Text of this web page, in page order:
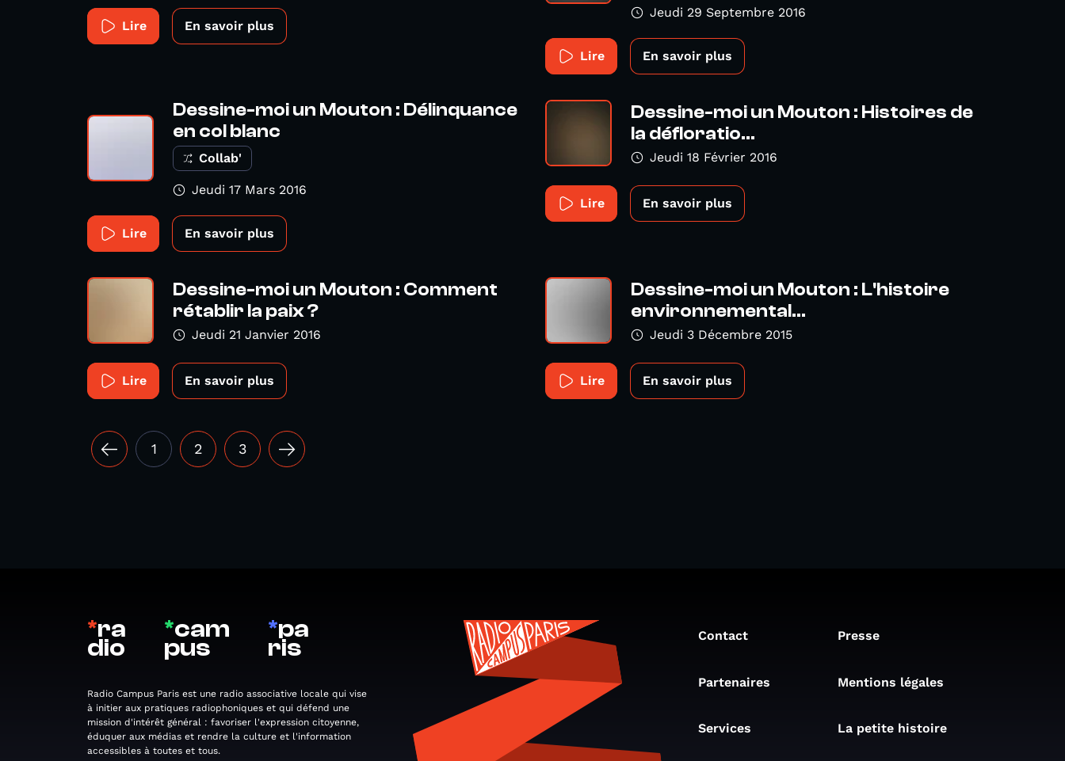
Lire En savoir plus
Jeudi 29 Septembre 2016
Lire En savoir plus
Dessine-moi un Mouton : Délinquance
en col blanc
Collab'
Jeudi 17 Mars 2016
Lire En savoir plus
Dessine-moi un Mouton : Histoires de
la défloratio...
Jeudi 18 Février 2016
Lire En savoir plus
Dessine-moi un Mouton : Comment
rétablir la paix ?
Jeudi 21 Janvier 2016
Lire En savoir plus
Dessine-moi un Mouton : L'histoire
environnemental...
Jeudi 3 Décembre 2015
Lire En savoir plus
1 2 3
*ra
dio
*cam
pus
*pa
ris
Radio Campus Paris est une radio associative locale qui vise
à initier aux pratiques radiophoniques et qui défend une
mission d'intérêt général : favoriser l'expression citoyenne,
éduquer aux médias et rendre la culture et l'information
accessibles à toutes et tous.
Contact Presse
Partenaires Mentions légales
Services La petite histoire